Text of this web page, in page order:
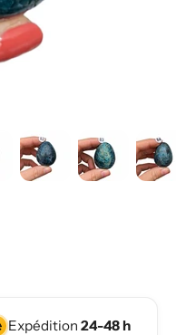
Expédition24-48 h